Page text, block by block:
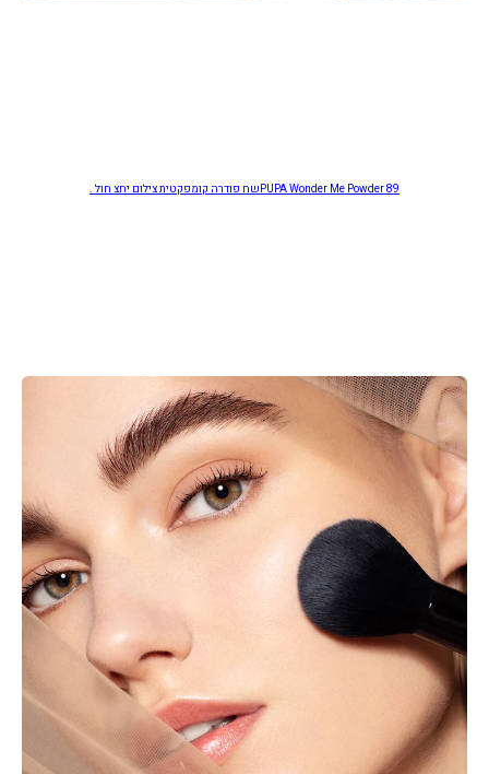
PUPA Wonder Me Powder 89שח פודרה קומפקטית צילום יחצ חול .